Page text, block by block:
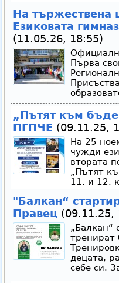
На тържествена
Езиковата
(11.05.26, 18:55)
Първа
„Пътят към
ПГПЧЕ (09.11.25,
На 25
чужди
втората
„Пътят
11. и 12.
"Балкан“
Правец(09.11.25,
„Балкан“
тренират
децата,
себе си.